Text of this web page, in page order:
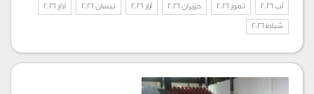
آب 2026 تموز 2026 حزيران 2026 أيار 2026 نيسان 2026 آذار 2026
شباط 2026